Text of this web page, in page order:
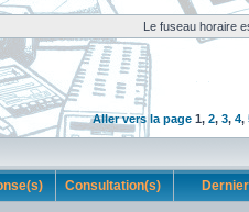
Le fuseau horaire
Aller vers la page 1, 2, 3, 4,
Consultation(s)